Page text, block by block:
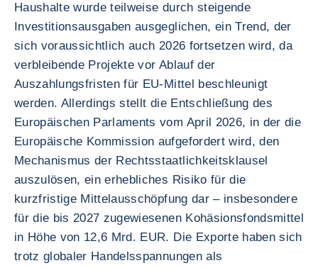
Haushalte wurde teilweise durch steigende
Investitionsausgaben ausgeglichen, ein Trend, der
sich voraussichtlich auch 2026 fortsetzen wird, da
verbleibende Projekte vor Ablauf der
Auszahlungsfristen für EU-Mittel beschleunigt
werden. Allerdings stellt die Entschließung des
Europäischen Parlaments vom April 2026, in der die
Europäische Kommission aufgefordert wird, den
Mechanismus der Rechtsstaatlichkeitsklausel
auszulösen, ein erhebliches Risiko für die
kurzfristige Mittelausschöpfung dar – insbesondere
für die bis 2027 zugewiesenen Kohäsionsfondsmittel
in Höhe von 12,6 Mrd. EUR. Die Exporte haben sich
trotz globaler Handelsspannungen als